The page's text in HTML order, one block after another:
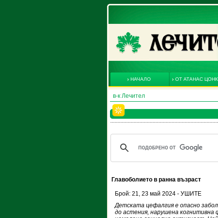
НАЧАЛО ОТ АТАНАС
в-к Лечител
Главоболието в ранна възраст
Брой: 21, 23 май 2024 - УШИТЕ
Детската цефалгия е опасно
до астения, нарушена когнитивна